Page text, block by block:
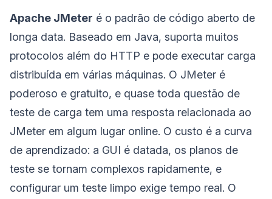
Apache JMeter é o padrão de código aberto de
longa data. Baseado em Java, suporta muitos
protocolos além do HTTP e pode executar carga
distribuída em várias máquinas. O JMeter é
poderoso e gratuito, e quase toda questão de
teste de carga tem uma resposta relacionada ao
JMeter em algum lugar online. O custo é a curva
de aprendizado: a GUI é datada, os planos de
teste se tornam complexos rapidamente, e
configurar um teste limpo exige tempo real. O